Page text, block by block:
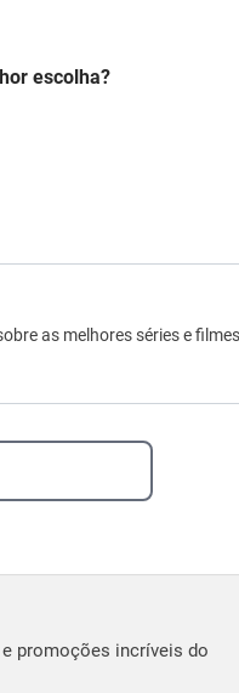
escolha?
as melhores séries e
promoções incríveis do